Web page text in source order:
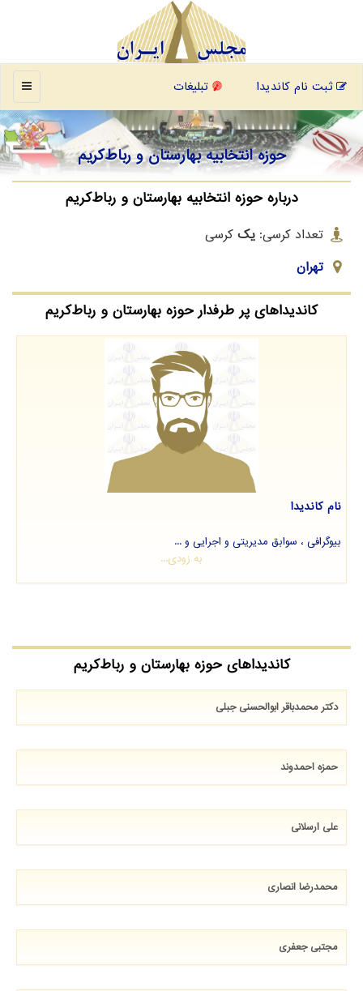
منو ثبت نام کاندیدا تبلیغات
حوزه انتخابیه بهارستان و رباط‌کریم
درباره حوزه انتخابیه بهارستان و رباط‌کریم
تعداد کرسی: یک کرسی
تهران
کاندیداهای پر طرفدار حوزه بهارستان و رباط‌کریم
نام کاندیدا
بیوگرافی ، سوابق مدیریتی و اجرایی و ...
به زودی...
کاندیداهای حوزه بهارستان و رباط‌کریم
دکتر محمدباقر ابوالحسنی جبلی
حمزه احمدوند
علی ارسلانی
محمدرضا انصاری
مجتبی جعفری